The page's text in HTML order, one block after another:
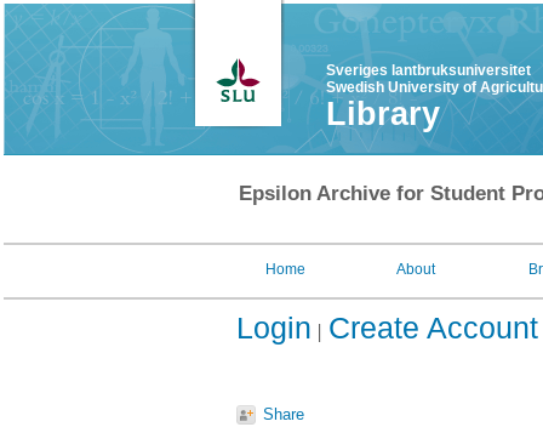
Sveriges lantbruksuniversitet
Swedish University of
Library
Epsilon Archive for Student
Home About
Login Create Account
Share